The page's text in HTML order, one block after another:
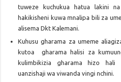
tuweze kuchukua hatua lakini
hakikisheni kuwa mnalipa bili za
alisema Dkt Kalemani.
Kuhusu gharama za umeme
kutoa gharama halisi za
kulimbikizia gharama hizo hali
uanzishaji wa viwanda vingi nchini.